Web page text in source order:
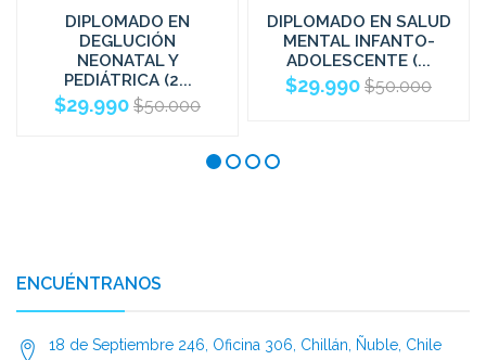
DIPLOMADO EN
DEGLUCIÓN
NEONATAL Y
PEDIÁTRICA (2...
$29.990 $50.000
DIPLOMADO EN SALUD
MENTAL INFANTO-
ADOLESCENTE (...
$29.990 $50.000
ENCUÉNTRANOS
18 de Septiembre 246, Oficina 306, Chillán, Ñuble, Chile